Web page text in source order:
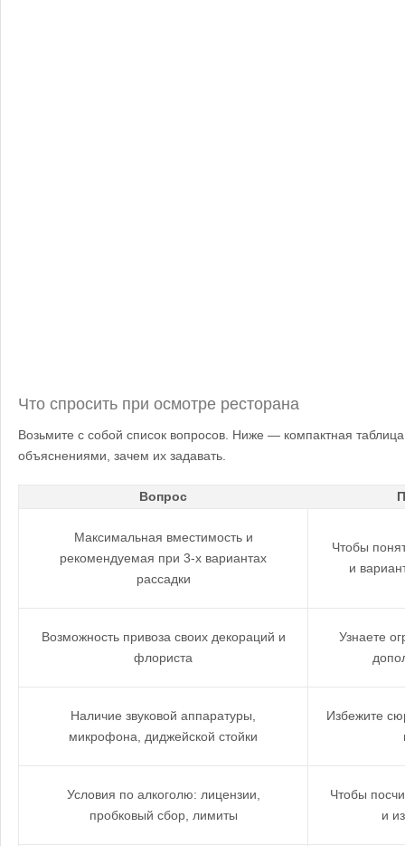
Что спросить при осмотре ресторана
Возьмите с собой список вопросов. Ниже — компактная
объяснениями, зачем их задавать.
Вопрос
Максимальная вместимость и
рекомендуемая при 3-х вариантах
рассадки
Чтобы
и
Возможность привоза своих декораций и
флориста
Узнаете
Наличие звуковой аппаратуры,
микрофона, диджейской стойки
Избежите
Условия по алкоголю: лицензии,
пробковый сбор, лимиты
Чтобы
и